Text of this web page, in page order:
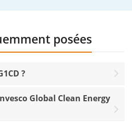
posées
?
Global Clean Energy